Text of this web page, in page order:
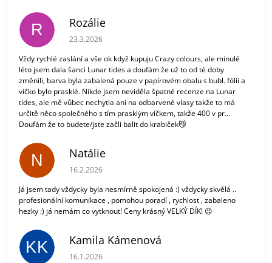
R Rozálie
Hodnocení obchodu je 3 z 5 hvězdiček.
23.3.2026
Vždy rychlé zaslání a vše ok když kupuju Crazy colours, ale minulé
léto jsem dala šanci Lunar tides a doufám že už to od té doby
změnili, barva byla zabalená pouze v papírovém obalu s bubl. fólii a
víčko bylo prasklé. Nikde jsem neviděla špatné recenze na Lunar
tides, ale mě vůbec nechytla ani na odbarvené vlasy takže to má
určitě něco společného s tím prasklým víčkem, takže 400 v pr...
Doufám že to budete/jste začli balit do krabiček😼
N Natálie
Hodnocení obchodu je 5 z 5 hvězdiček.
16.2.2026
Já jsem tady vždycky byla nesmírně spokojená :) vždycky skvělá ..
profesionální komunikace , pomohou poradí , rychlost , zabaleno
hezky :) já nemám co vytknout! Ceny krásný VELKÝ DÍK! 😉
KK Kamila Kámenová
Hodnocení obchodu je 5 z 5 hvězdiček.
16.1.2026